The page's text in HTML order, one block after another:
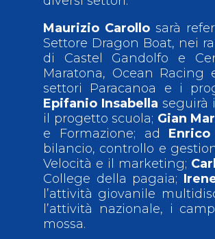
Maurizio Carollo sarà
Settore Dragon Boat, nei
di Castel Gandolfo e
Maratona, Ocean Racing
settori Paracanoa e i
Epifanio Insabella seguirà
il progetto scuola; Gian
e Formazione; ad
bilancio, controllo e
Velocità e il marketing;
College della pagaia;
l’attività giovanile
l’attività nazionale, i
mossa.